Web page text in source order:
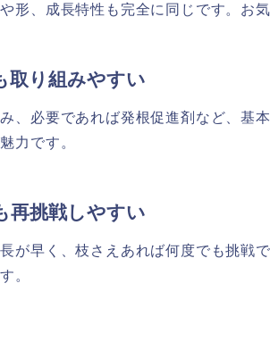
形、成長特性も完全に同じです。お
取り組みやすい
、必要であれば発根促進剤など、基
力です。
再挑戦しやすい
が早く、枝さえあれば何度でも挑戦
。